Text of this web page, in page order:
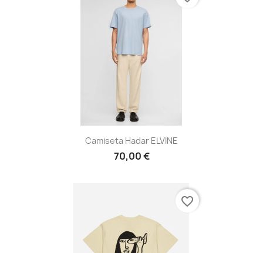
Camiseta Hadar ELVINE
70,00 €
favorite_border